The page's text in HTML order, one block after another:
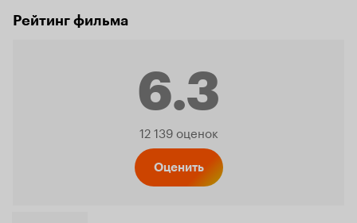
Рейтинг фильма
6.3
Рейтинг
12 139 оценок
Оценить